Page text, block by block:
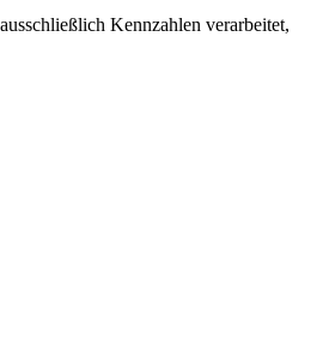
Kennzahlen verarbeitet,